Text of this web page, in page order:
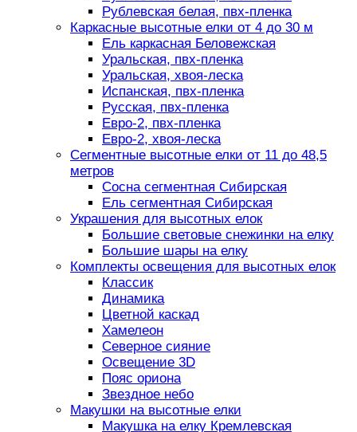
Рублевская белая, пвх-пленка
Каркасные высотные елки от 4 до 30 м
Ель каркасная Беловежская
Уральская, пвх-пленка
Уральская, хвоя-леска
Испанская, пвх-пленка
Русская, пвх-пленка
Евро-2, пвх-пленка
Евро-2, хвоя-леска
Сегментные высотные елки от 11 до 48,5
метров
Сосна сегментная Сибирская
Ель сегментная Сибирская
Украшения для высотных елок
Большие световые снежинки на елку
Большие шары на елку
Комплекты освещения для высотных елок
Классик
Динамика
Цветной каскад
Хамелеон
Северное сияние
Освещение 3D
Пояс ориона
Звездное небо
Макушки на высотные елки
Макушка на елку Кремлевская